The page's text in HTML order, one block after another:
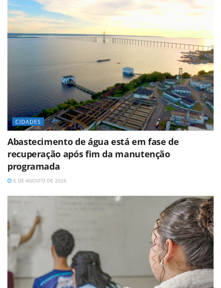
CIDADES
Abastecimento de água está em fase de
recuperação após fim da manutenção
programada
6 DE AGOSTO DE 2026